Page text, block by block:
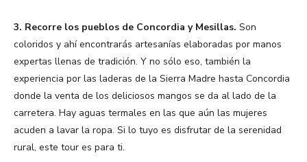
3. Recorre los pueblos de Concordia y Mesillas. Son
coloridos y ahí encontrarás artesanías elaboradas por manos
expertas llenas de tradición. Y no sólo eso, también la
experiencia por las laderas de la Sierra Madre hasta Concordia
donde la venta de los deliciosos mangos se da al lado de la
carretera. Hay aguas termales en las que aún las mujeres
acuden a lavar la ropa. Si lo tuyo es disfrutar de la serenidad
rural, este tour es para ti.